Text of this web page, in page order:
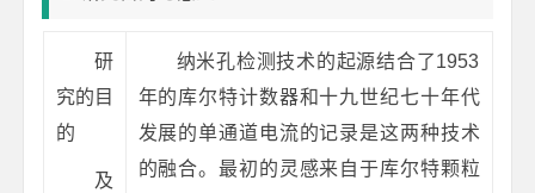
研
究的目
的
及
纳米孔检测技术的起源结合了1953
年的库尔特计数器和十九世纪七十年代
发展的单通道电流的记录是这两种技术
的融合。最初的灵感来自于库尔特颗粒